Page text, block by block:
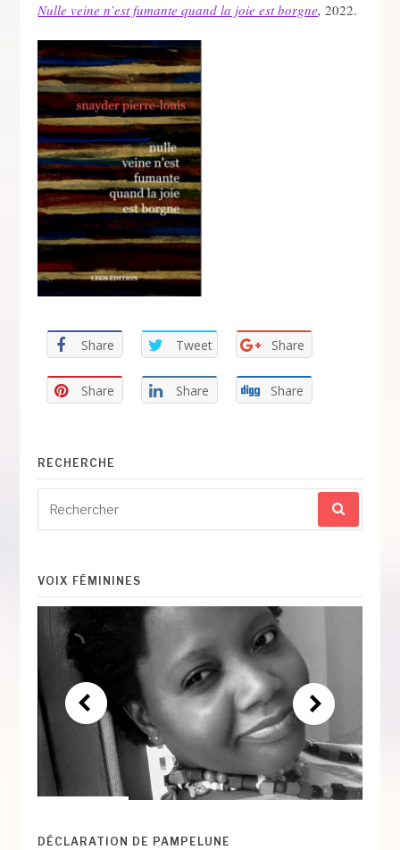
Nulle veine n’est fumante quand la joie est borgne,2022.
Share Tweet Share
Share Share Share
RECHERCHE
pour
:
VOIX FÉMININES
DÉCLARATION DE PAMPELUNE